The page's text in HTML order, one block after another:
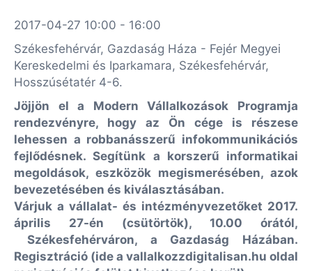
2017-04-27 10:00 - 16:00
Székesfehérvár, Gazdaság Háza - Fejér Megyei
Kereskedelmi és Iparkamara, Székesfehérvár,
Hosszúsétatér 4-6.
Jöjjön el a Modern Vállalkozások Programja
rendezvényre, hogy az Ön cége is részese
lehessen a robbanásszerű infokommunikációs
fejlődésnek. Segítünk a korszerű informatikai
megoldások, eszközök megismerésében, azok
bevezetésében és kiválasztásában.
Várjuk a vállalat- és intézményvezetőket 2017.
április 27-én (csütörtök), 10.00 órától,
Székesfehérváron, a Gazdaság Házában.
Regisztráció (ide a vallalkozzdigitalisan.hu oldal